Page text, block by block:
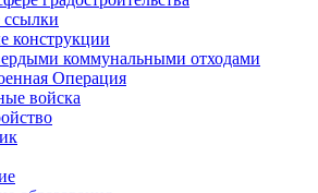
конструкции
коммунальными отходами
Операция
войска